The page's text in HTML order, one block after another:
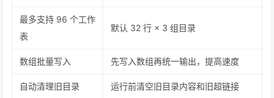
最多支持 96 个工作
表
默认 32 行 × 3 组目录
数组批量写入 先写入数组再统一输出，提高速度
自动清理旧目录 运行前清空旧目录内容和旧超链接